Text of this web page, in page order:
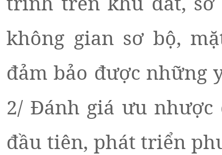
không gian sơ bộ,
đảm bảo được những
2/ Đánh giá ưu
đầu tiên, phát triển